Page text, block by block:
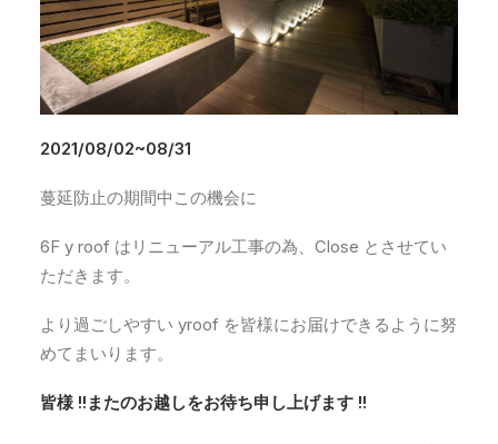
2021/08/02~08/31
蔓延防止の期間中この機会に
6F y roof はリニューアル工事の為、Close とさせてい
ただきます。
より過ごしやすい yroof を皆様にお届けできるように努
めてまいります。
皆様 !!またのお越しをお待ち申し上げます !!